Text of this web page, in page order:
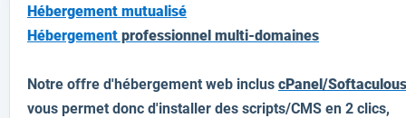
Hébergement mutualisé
Hébergement professionnel multi-domaines
Notre offre d'hébergement web inclus cPanel/Softaculous
vous permet donc d'installer des scripts/CMS en 2 clics,